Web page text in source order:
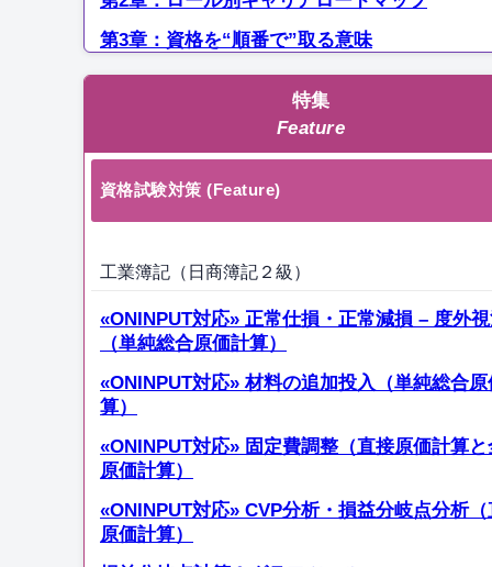
第3章：資格を“順番で”取る意味
特集
Feature
資格試験対策 (Feature)
工業簿記（日商簿記２級）
«ONINPUT対応» 正常仕損・正常減損 – 度外
（単純総合原価計算）
«ONINPUT対応» 材料の追加投入（単純総合
算）
«ONINPUT対応» 固定費調整（直接原価計算
原価計算）
«ONINPUT対応» CVP分析・損益分岐点分析
原価計算）